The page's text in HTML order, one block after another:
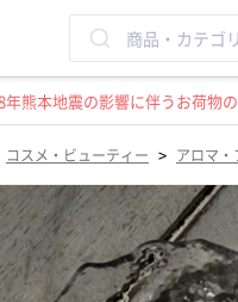
年熊本地震の影響に伴うお荷物
コスメ・ビューティー > アロマ・